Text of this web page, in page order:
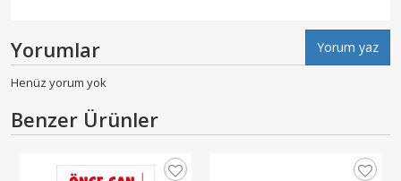
Yorumlar Yorum yaz
Henüz yorum yok
Benzer Ürünler